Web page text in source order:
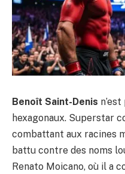
Benoît Saint-Denis
hexagonaux. Superstar
combattant aux racines
battu contre des noms
Renato Moicano, où il a